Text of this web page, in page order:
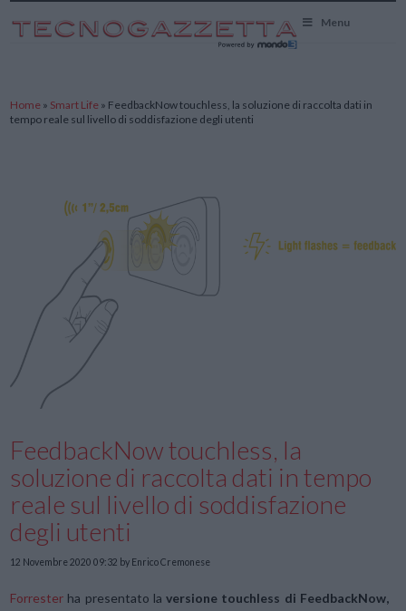
Menu
Home » Smart Life » FeedbackNow touchless, la soluzione di raccolta dati in
tempo reale sul livello di soddisfazione degli utenti
FeedbackNow touchless, la
soluzione di raccolta dati in tempo
reale sul livello di soddisfazione
degli utenti
12 Novembre 2020 09:32 by Enrico Cremonese
Forrester ha presentato laversione touchless di FeedbackNow,